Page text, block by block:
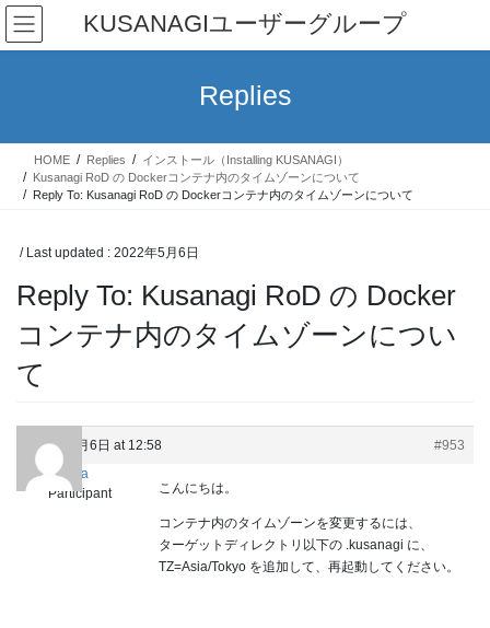
Skip
the
Skip
the
KUSANAGIユーザーグループ
Replies
HOME Replies
インストール（Installing KUSANAGI）
Kusanagi RoD の Dockerコンテナ内のタイムゾーンについて
Reply To: Kusanagi RoD の Dockerコンテナ内のタイムゾーンについて
/ Last updated : 2022年5月6日
Reply To: Kusanagi RoD の Docker
コンテナ内のタイムゾーンについ
て
2022年5月6日 at 12:58
#953
Keita
Participant
こんにちは。
コンテナ内のタイムゾーンを変更するには、
ターゲットディレクトリ以下の .kusanagi に、
TZ=Asia/Tokyo を追加して、再起動してください。